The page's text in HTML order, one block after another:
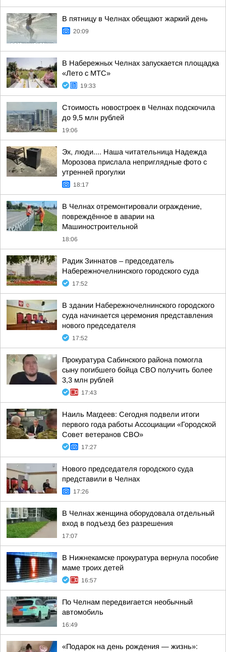
В пятницу в Челнах обещают жаркий день
20:09
В Набережных Челнах запускается площадка
«Лето с МТС»
19:33
Стоимость новостроек в Челнах подскочила
до 9,5 млн рублей
19:06
Эх, люди.... Наша читательница Надежда
Морозова прислала неприглядные фото с
утренней прогулки
18:17
В Челнах отремонтировали ограждение,
повреждённое в аварии на
Машиностроительной
18:06
Радик Зиннатов – председатель
Набережночелнинского городского суда
17:52
В здании Набережночелнинского городского
суда начинается церемония представления
нового председателя
17:52
Прокуратура Сабинского района помогла
сыну погибшего бойца СВО получить более
3,3 млн рублей
17:43
Наиль Магдеев: Сегодня подвели итоги
первого года работы Ассоциации «Городской
Совет ветеранов СВО»
17:27
Нового председателя городского суда
представили в Челнах
17:26
В Челнах женщина оборудовала отдельный
вход в подъезд без разрешения
17:07
В Нижнекамске прокуратура вернула пособие
маме троих детей
16:57
По Челнам передвигается необычный
автомобиль
16:49
«Подарок на день рождения — жизнь»: